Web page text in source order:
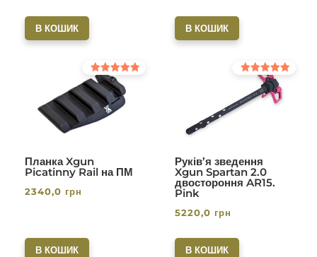
В КОШИК В КОШИК
Планка Xgun
Picatinny Rail на ПМ
Оцінено в
5.00
з 5
2340,0 грн
В КОШИК
Руків’я зведення
Xgun Spartan 2.0
двостороння AR15.
Pink
Оцінено в
з 5
5220,0 грн
В КОШИК